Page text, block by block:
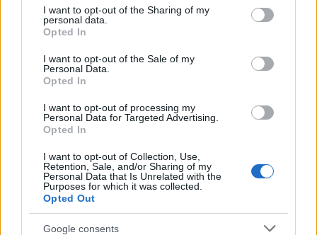
not limited to your visit or usage behaviour. You may click to
grant or deny consent to Google and its third-party tags to
use your data for below specified purposes in below Google
consent section.
I want to opt-out of the Sharing of my
personal data.
Opted In
I want to opt-out of the Sale of my
Personal Data.
Opted In
I want to opt-out of processing my
Personal Data for Targeted Advertising.
Opted In
I want to opt-out of Collection, Use,
Retention, Sale, and/or Sharing of my
Personal Data that Is Unrelated with the
Purposes for which it was collected.
Opted Out
Google consents
Κατηγορίες: CS , SS25, Διάφορες Μπλούζες Καινούργιες Παραλαβές
Σχετικά προϊόντα
Μπλούζα Pearlina
Κοντομάνικη Μπεζ
29.90€ 19.90€
Μπλούζα Pearlina
Κοντομάνικη Μαύρη
19.90€